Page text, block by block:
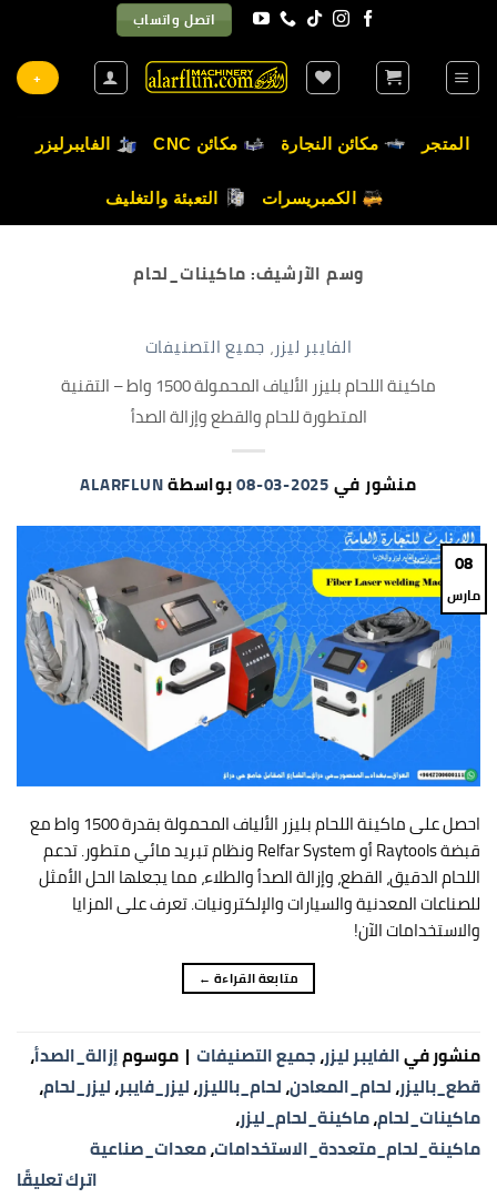
اتصل واتساب
+
المتجر مكائن النجارة مكائن CNC الفايبرليزر
الكمبريسرات التعبئة والتغليف
وسم الآرشيف:ماكينات_لحام
الفايبر ليزر، جميع التصنيفات
ماكينة اللحام بليزر الألياف المحمولة 1500 واط – التقنية
المتطورة للحام والقطع وإزالة الصدأ
منشور في2025-03-08 بواسطةALARFLUN
08
مارس
احصل على ماكينة اللحام بليزر الألياف المحمولة بقدرة 1500 واط مع
قبضة Raytools أو Relfar System ونظام تبريد مائي متطور. تدعم
اللحام الدقيق، القطع، وإزالة الصدأ والطلاء، مما يجعلها الحل الأمثل
للصناعات المعدنية والسيارات والإلكترونيات. تعرف على المزايا
والاستخدامات الآن!
متابعة القراءة ←
منشور فيالفايبر ليزر،جميع التصنيفات | موسومإزالة_الصدأ،
قطع_باليزر،لحام_المعادن،لحام_بالليزر،ليزر_فايبر،ليزر_لحام،
ماكينات_لحام،ماكينة_لحام_ليزر،
ماكينة_لحام_متعددة_الاستخدامات،معدات_صناعية
اترك تعليقًا